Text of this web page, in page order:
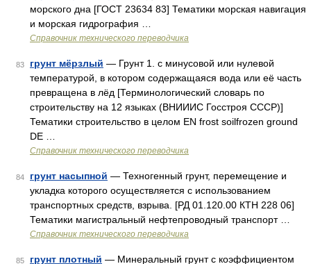
морского дна [ГОСТ 23634 83] Тематики морская навигация
и морская гидрография …
Справочник технического переводчика
83 грунт мёрзлый — Грунт 1. с минусовой или нулевой
температурой, в котором содержащаяся вода или её часть
превращена в лёд [Терминологический словарь по
строительству на 12 языках (ВНИИИС Госстроя СССР)]
Тематики строительство в целом EN frost soilfrozen ground
DE …
Справочник технического переводчика
84 грунт насыпной — Техногенный грунт, перемещение и
укладка которого осуществляется с использованием
транспортных средств, взрыва. [РД 01.120.00 КТН 228 06]
Тематики магистральный нефтепроводный транспорт …
Справочник технического переводчика
85 грунт плотный — Минеральный грунт с коэффициентом